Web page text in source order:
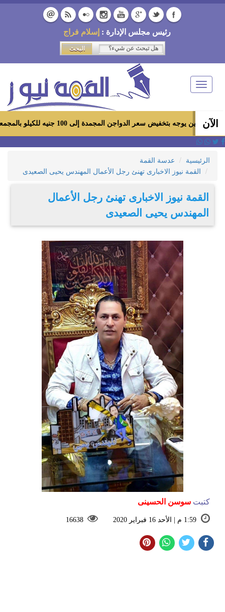
رئيس مجلس الإدارة : إسلام فراج
Toggle
navigation
الآن
بتخفيض سعر الدواجن المجمدة إلى 100 جنيه للكيلو بالمجمعات الاستهلاكية ومعارض «أهلاً رمضان»
الرئيسية
عدسة القمة
القمة نيوز الاخبارى تهنئ رجل الأعمال المهندس يحيى الصعيدى
القمة نيوز الاخبارى تهنئ رجل الأعمال
المهندس يحيى الصعيدى
كتبت سوسن الحسينى
1:59 م | الأحد 16 فبراير 2020 16638